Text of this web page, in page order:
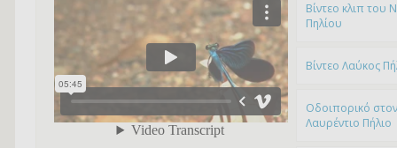
Bίντεο κλιπ του
Πηλίου
Βίντεο Λαύκος
Οδοιπορικό
Λαυρέντιο Πήλιο